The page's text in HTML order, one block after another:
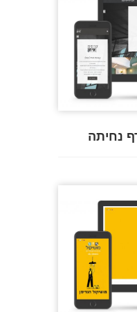
נחיתה